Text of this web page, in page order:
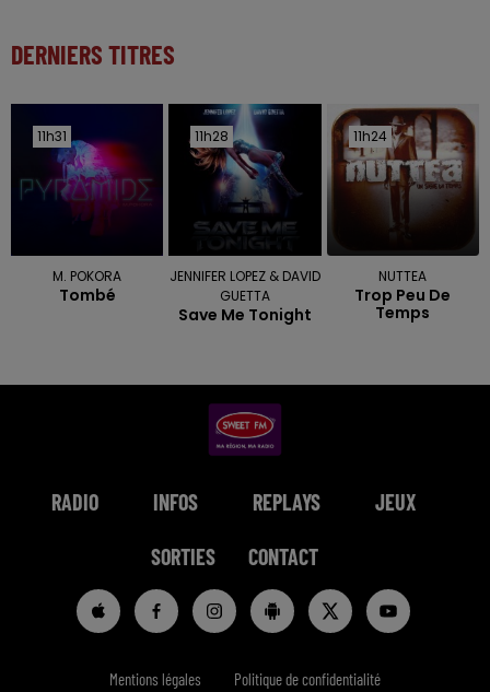
DERNIERS TITRES
11h31
11h31
M. POKORA
Tombé
11h28
11h28
JENNIFER LOPEZ & DAVID
GUETTA
Save Me Tonight
11h24
11h24
NUTTEA
Trop Peu De
Temps
RADIO INFOS REPLAYS JEUX
SORTIES CONTACT
Mentions légales Politique de confidentialité